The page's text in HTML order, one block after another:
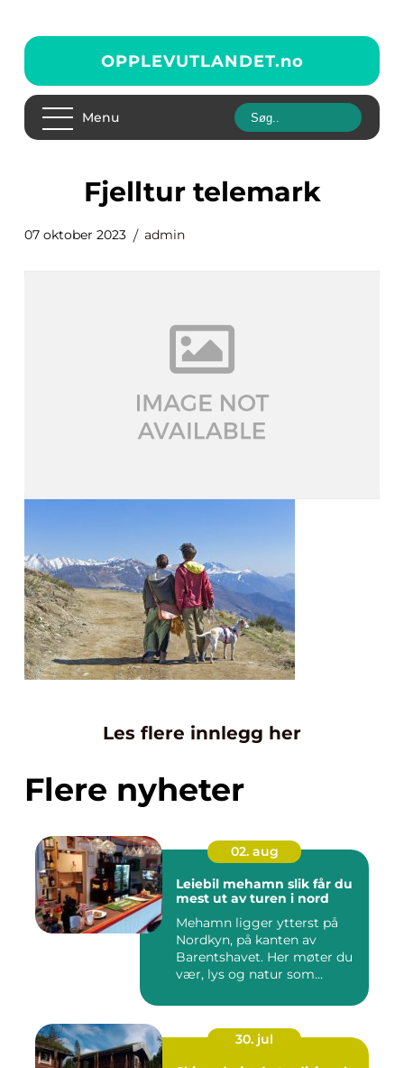
OPPLEVUTLANDET.no
Menu
fjelltur telemark
07 oktober 2023 admin
Les flere innlegg her
Flere nyheter
02. aug
Leiebil mehamn slik får du
mest ut av turen i nord
Mehamn ligger ytterst på
Nordkyn, på kanten av
Barentshavet. Her møter du
vær, lys og natur som
30. jul